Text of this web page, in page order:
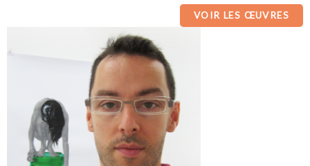
VOIR LES ŒUVRES